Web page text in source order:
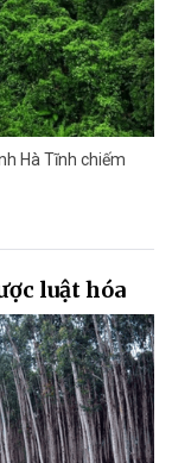
Hà Tĩnh chiếm
luật hóa